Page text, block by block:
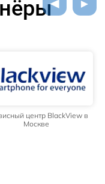
центр BlackView в
Москве